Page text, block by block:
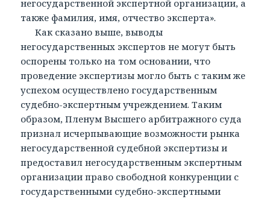
негосударственной экспертной организации, а
также фамилия, имя, отчество эксперта».
Как сказано выше, выводы
негосударственных экспертов не могут быть
оспорены только на том основании, что
проведение экспертизы могло быть с таким же
успехом осуществлено государственным
судебно-экспертным учреждением. Таким
образом, Пленум Высшего арбитражного суда
признал исчерпывающие возможности рынка
негосударственной судебной экспертизы и
предоставил негосударственным экспертным
организации право свободной конкуренции с
государственными судебно-экспертными